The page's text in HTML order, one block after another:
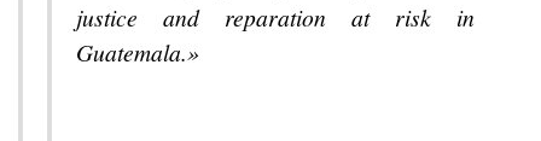
justice and reparation at risk in
Guatemala.»